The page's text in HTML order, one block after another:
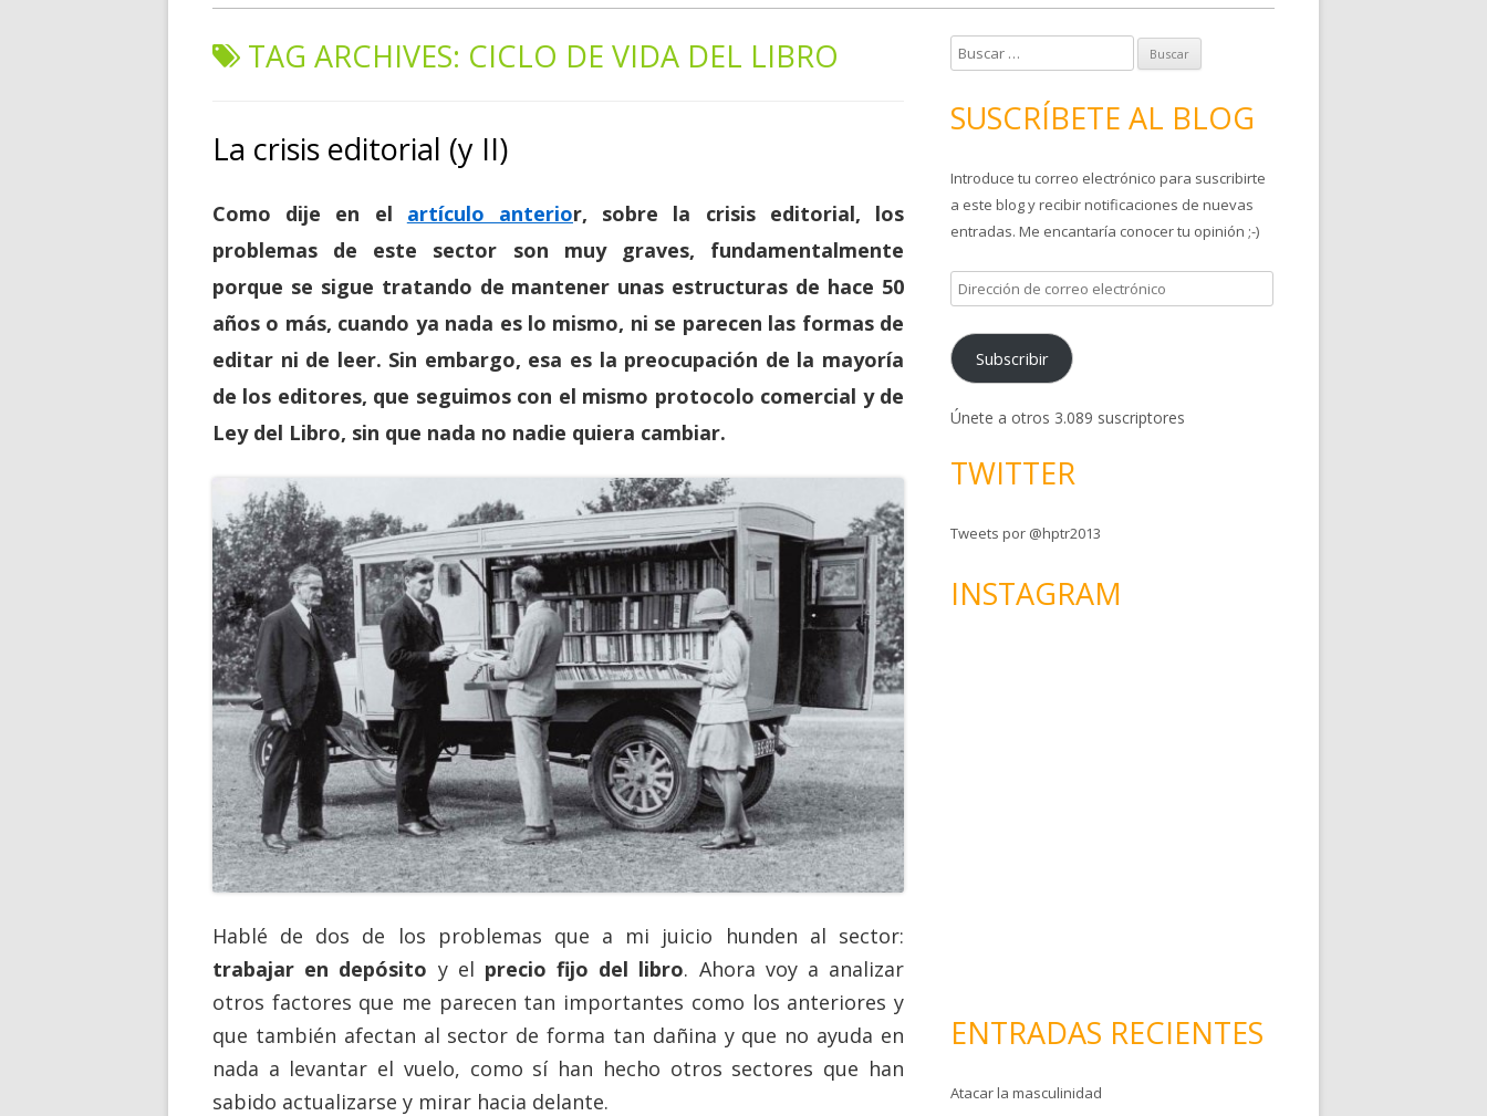
TAG ARCHIVES: CICLO DE VIDA DEL LIBRO
La crisis editorial (y II)
Como dije en el artículo anterior, sobre la crisis editorial, los
problemas de este sector son muy graves, fundamentalmente
porque se sigue tratando de mantener unas estructuras de hace 50
años o más, cuando ya nada es lo mismo, ni se parecen las formas de
editar ni de leer. Sin embargo, esa es la preocupación de la mayoría
de los editores, que seguimos con el mismo protocolo comercial y de
Ley del Libro, sin que nada no nadie quiera cambiar.
Hablé de dos de los problemas que a mi juicio hunden al sector:
trabajar en depósito y el precio fijo del libro. Ahora voy a analizar
otros factores que me parecen tan importantes como los anteriores y
que también afectan al sector de forma tan dañina y que no ayuda en
nada a levantar el vuelo, como sí han hecho otros sectores que han
sabido actualizarse y mirar hacia delante.
u
c
r
:
SUSCRÍBETE AL BLOG
Introduce tu correo electrónico para suscribirte
a este blog y recibir notificaciones de nuevas
entradas. Me encantaría conocer tu opinión ;-)
D
i
e
c
ó
o
Subscribir
Únete a otros 3.089 suscriptores
TWITTER
Tweets por @hptr2013
INSTAGRAM
ENTRADAS RECIENTES
Atacar la masculinidad